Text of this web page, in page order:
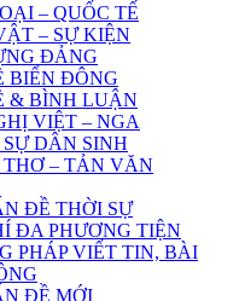
– QUỐC TẾ
– SỰ KIỆN
ĐẢNG
BIỂN ĐÔNG
& BÌNH LUẬN
VIỆT – NGA
DÂN SINH
– TẢN VĂN
ĐỀ THỜI SỰ
ĐA PHƯƠNG TIỆN
PHÁP VIẾT TIN, BÀI
ĐỀ MỚI